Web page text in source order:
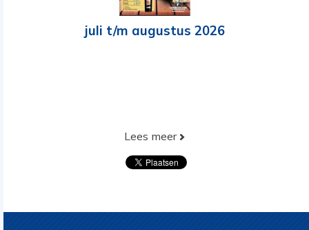
juli t/m augustus 2026
Lees meer